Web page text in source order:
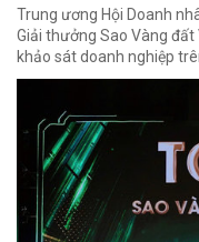
Trung ương Hội Doanh
Giải thưởng Sao Vàng
khảo sát doanh nghiệp